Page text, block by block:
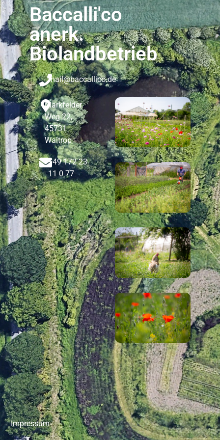
Baccalli'co
anerk.
Biolandbetrieb
mail@baccallico.de
Markfelder
Weg 22,
45731
Waltrop
+49 172 23
11 0 77
Impressum